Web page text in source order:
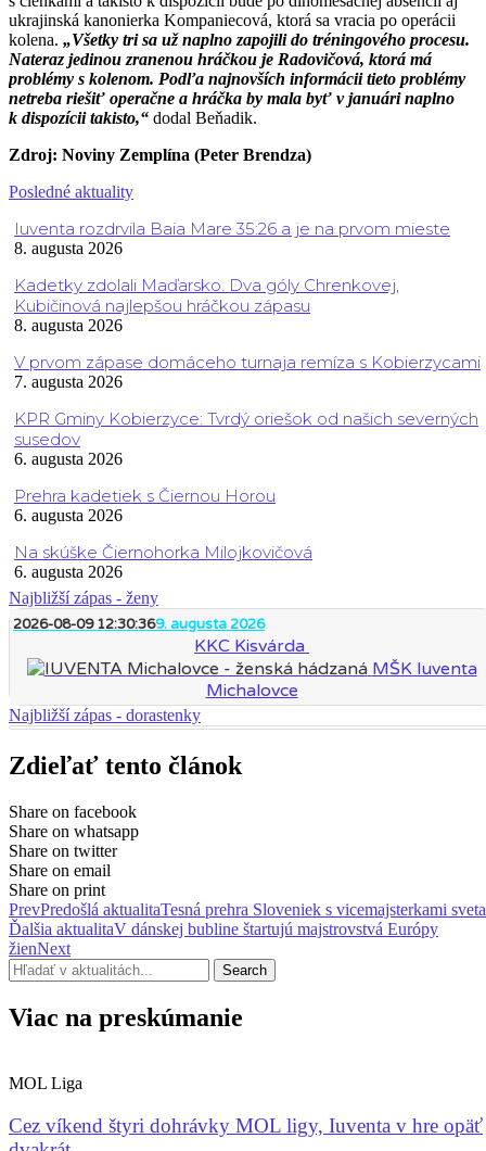
ukrajinská kanonierka Kompaniecová, ktorá sa vracia po operácii
kolena. „Všetky tri sa už naplno zapojili do tréningového procesu.
Nateraz jedinou zranenou hráčkou je Radovičová, ktorá má
problémy s kolenom. Podľa najnovších informácii tieto problémy
netreba riešiť operačne a hráčka by mala byť v januári naplno
k dispozícii takisto,“ dodal Beňadik.
Zdroj: Noviny Zemplína (Peter Brendza)
Posledné aktuality
Iuventa rozdrvila Baia Mare 35:26 a je na prvom mieste
8. augusta 2026
Kadetky zdolali Maďarsko. Dva góly Chrenkovej,
Kubičinová najlepšou hráčkou zápasu
8. augusta 2026
V prvom zápase domáceho turnaja remíza s Kobierzycami
7. augusta 2026
KPR Gminy Kobierzyce: Tvrdý oriešok od našich severných
susedov
6. augusta 2026
Prehra kadetiek s Čiernou Horou
6. augusta 2026
Na skúške Čiernohorka Milojkovičová
6. augusta 2026
Najbližší zápas - ženy
2026-08-09 12:30:369. augusta 2026
KKC Kisvárda
MŠK Iuventa
Michalovce
Najbližší zápas - dorastenky
Zdieľať tento článok
Share on facebook
Share on whatsapp
Share on twitter
Share on email
Share on print
PrevPredošlá aktualitaTesná prehra Sloveniek s vicemajsterkami sveta
Ďalšia aktualitaV dánskej bubline štartujú majstrovstvá Európy
žienNext
Search
Viac na preskúmanie
MOL Liga
Cez víkend štyri dohrávky MOL ligy, Iuventa v hre opäť